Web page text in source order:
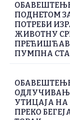
ПОДНЕТОМ
ПОТРЕБИ
ЖИВОТНУ
ПУМПНА
УТИЦАЈА
ПРЕКО